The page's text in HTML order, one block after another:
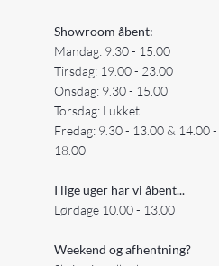
Showroom åbent:
Mandag: 9.30 - 15.00
Tirsdag: 19.00 - 23.00
Onsdag: 9.30 - 15.00
Torsdag: Lukket
Fredag: 9.30 - 13.00 & 14.00 -
18.00
I lige uger har vi åbent...
Lørdage 10.00 - 13.00
Weekend og afhentning?